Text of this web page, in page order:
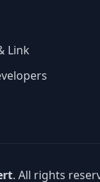
Link
. All rights